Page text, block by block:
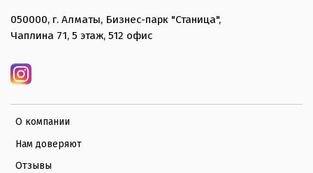
О компании
Нам доверяют
Отзывы
050000, г. Алматы, Бизнес-парк "Станица",
Чаплина 71, 5 этаж, 512 офис